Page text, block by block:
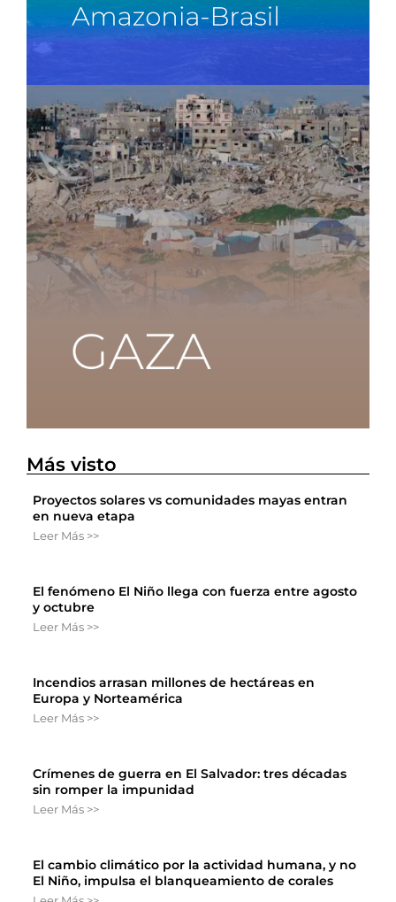
Más visto
Proyectos solares vs comunidades mayas entran
en nueva etapa
Leer Más >>
El fenómeno El Niño llega con fuerza entre agosto
y octubre
Leer Más >>
Incendios arrasan millones de hectáreas en
Europa y Norteamérica
Leer Más >>
Crímenes de guerra en El Salvador: tres décadas
sin romper la impunidad
Leer Más >>
El cambio climático por la actividad humana, y no
El Niño, impulsa el blanqueamiento de corales